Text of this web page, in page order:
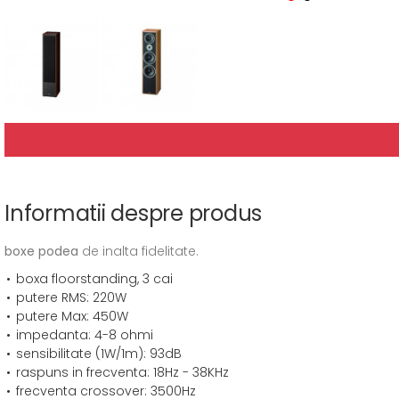
Informatii despre produs
boxe podea de inalta fidelitate.
boxa floorstanding, 3 cai
putere RMS: 220W
putere Max: 450W
impedanta: 4-8 ohmi
sensibilitate (1W/1m): 93dB
raspuns in frecventa: 18Hz - 38KHz
frecventa crossover: 3500Hz